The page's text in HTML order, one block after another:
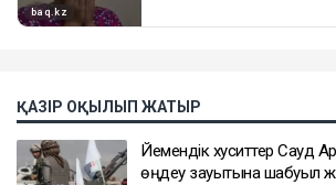
ҚАЗІР ОҚЫЛЫП ЖАТЫР
Йемендік хуситтер Сауд
өңдеу зауытына шабуыл